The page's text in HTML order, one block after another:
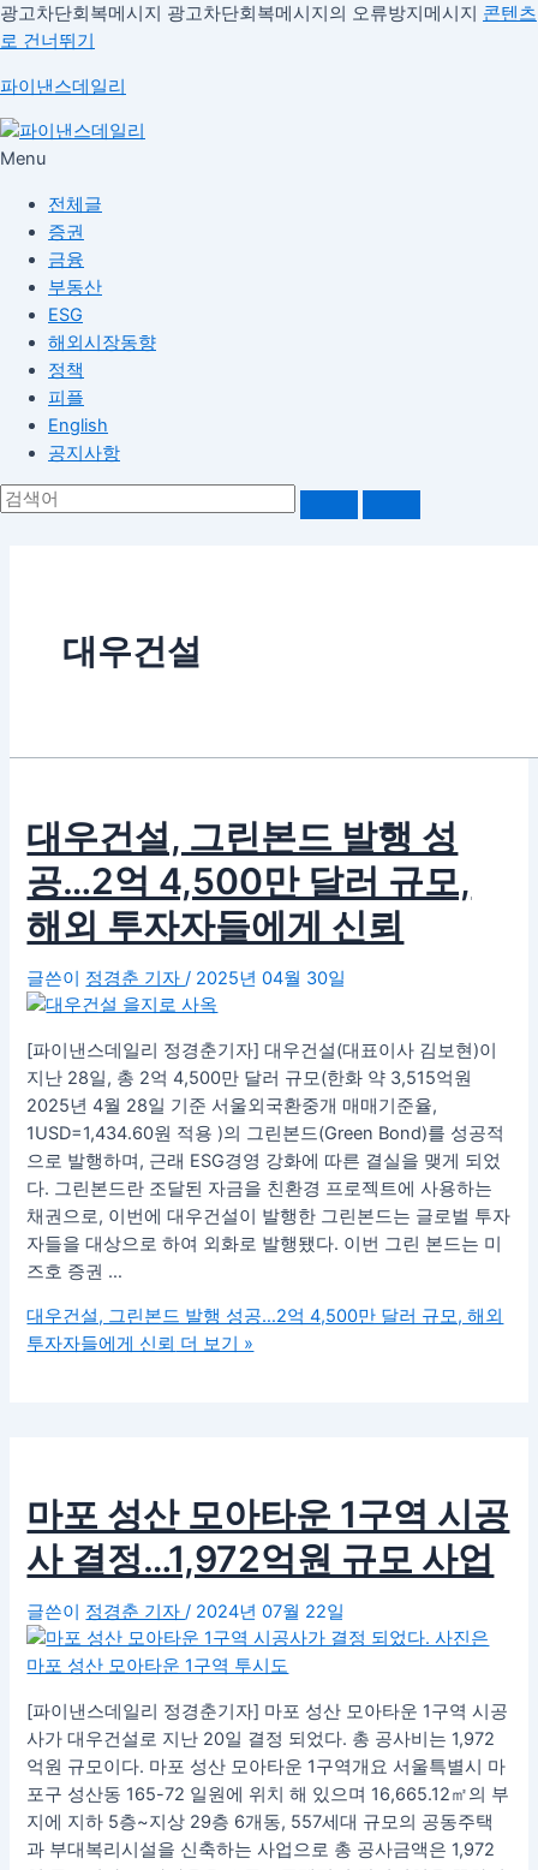
광고차단회복메시지 광고차단회복메시지의 오류방지메시지 콘텐츠
로 건너뛰기
파이낸스데일리
Menu
전체글
증권
금융
부동산
ESG
해외시장동향
정책
피플
English
공지사항
대우건설
대우건설, 그린본드 발행 성
공…2억 4,500만 달러 규모,
해외 투자자들에게 신뢰
글쓴이 정경춘 기자/ 2025년 04월 30일
[파이낸스데일리 정경춘기자] 대우건설(대표이사 김보현)이
지난 28일, 총 2억 4,500만 달러 규모(한화 약 3,515억원
2025년 4월 28일 기준 서울외국환중개 매매기준율,
1USD=1,434.60원 적용 )의 그린본드(Green Bond)를 성공적
으로 발행하며, 근래 ESG경영 강화에 따른 결실을 맺게 되었
다. 그린본드란 조달된 자금을 친환경 프로젝트에 사용하는
채권으로, 이번에 대우건설이 발행한 그린본드는 글로벌 투자
자들을 대상으로 하여 외화로 발행됐다. 이번 그린 본드는 미
즈호 증권 …
대우건설, 그린본드 발행 성공…2억 4,500만 달러 규모, 해외
투자자들에게 신뢰 더 보기 »
마포 성산 모아타운 1구역 시공
사 결정…1,972억원 규모 사업
글쓴이 정경춘 기자/ 2024년 07월 22일
[파이낸스데일리 정경춘기자] 마포 성산 모아타운 1구역 시공
사가 대우건설로 지난 20일 결정 되었다. 총 공사비는 1,972
억원 규모이다. 마포 성산 모아타운 1구역개요 서울특별시 마
포구 성산동 165-72 일원에 위치 해 있으며 16,665.12㎡의 부
지에 지하 5층~지상 29층 6개동, 557세대 규모의 공동주택
과 부대복리시설을 신축하는 사업으로 총 공사금액은 1,972